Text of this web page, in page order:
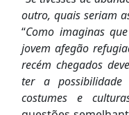
outro, quais seriam
“Como imaginas
jovem afegão
recém chegados
ter a
costumes e